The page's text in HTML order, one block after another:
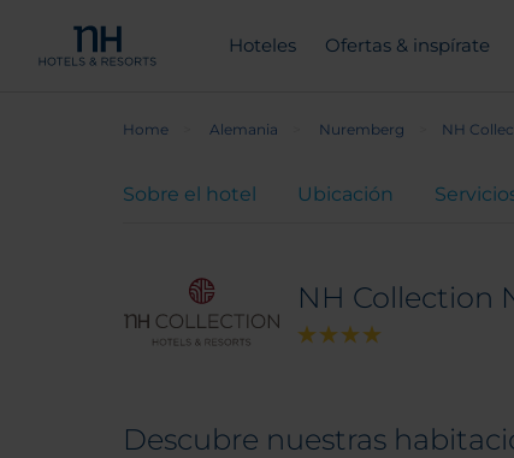
Hoteles Ofertas & inspírate
Home Alemania Nuremberg NH
Sobre el hotel Ubicación
NH Collection
Descubre nuestras